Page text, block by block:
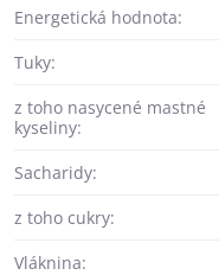
Energetická hodnota:
Tuky:
z toho nasycené mastné
kyseliny:
Sacharidy:
z toho cukry:
Vláknina: